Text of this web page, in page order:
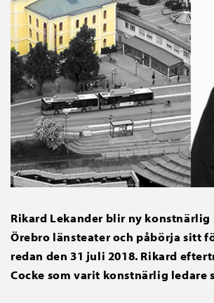
Rikard Lekander blir ny konstnärlig
Örebro länsteater och påbörja sitt
redan den 31 juli 2018. Rikard
Cocke som varit konstnärlig ledare